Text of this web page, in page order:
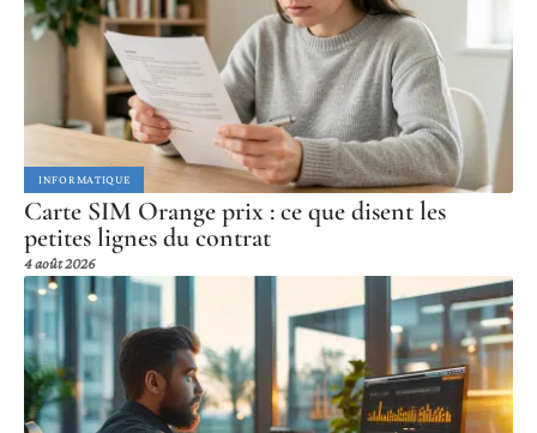
INFORMATIQUE
Carte SIM Orange prix : ce que disent les
petites lignes du contrat
4 août 2026